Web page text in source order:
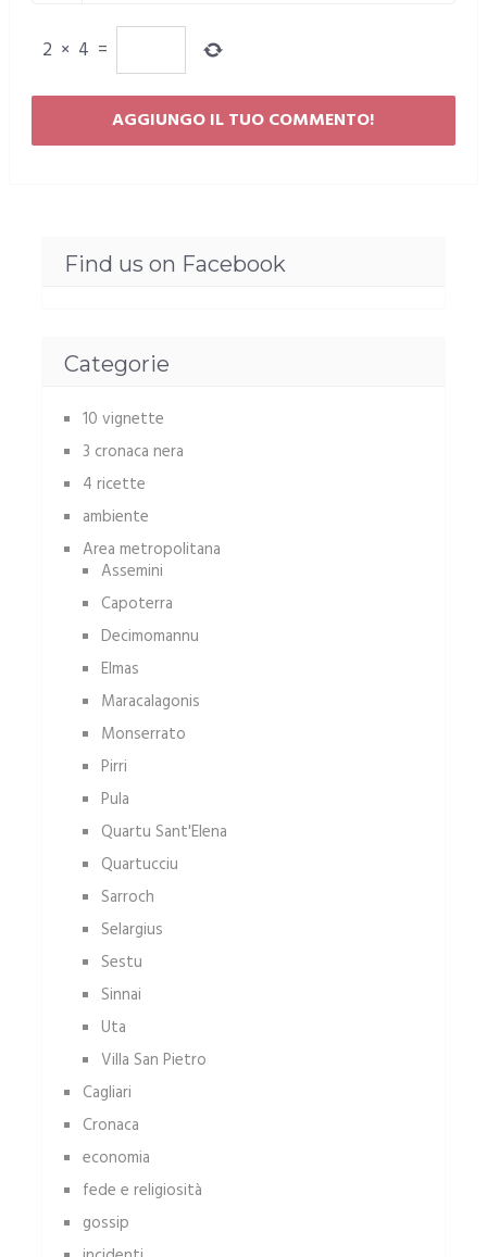
2 × 4 =
Find us on Facebook
Categorie
10 vignette
3 cronaca nera
4 ricette
ambiente
Area metropolitana
Assemini
Capoterra
Decimomannu
Elmas
Maracalagonis
Monserrato
Pirri
Pula
Quartu Sant'Elena
Quartucciu
Sarroch
Selargius
Sestu
Sinnai
Uta
Villa San Pietro
Cagliari
Cronaca
economia
fede e religiosità
gossip